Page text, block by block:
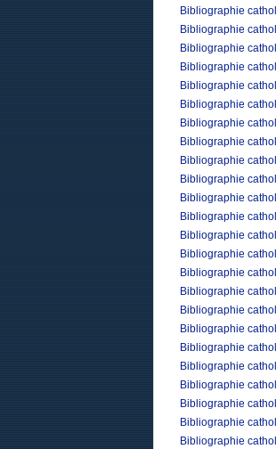
Bibliographie
Bibliographie
Bibliographie
Bibliographie
Bibliographie
Bibliographie
Bibliographie
Bibliographie
Bibliographie
Bibliographie
Bibliographie
Bibliographie
Bibliographie
Bibliographie
Bibliographie
Bibliographie
Bibliographie
Bibliographie
Bibliographie
Bibliographie
Bibliographie
Bibliographie
Bibliographie
Bibliographie